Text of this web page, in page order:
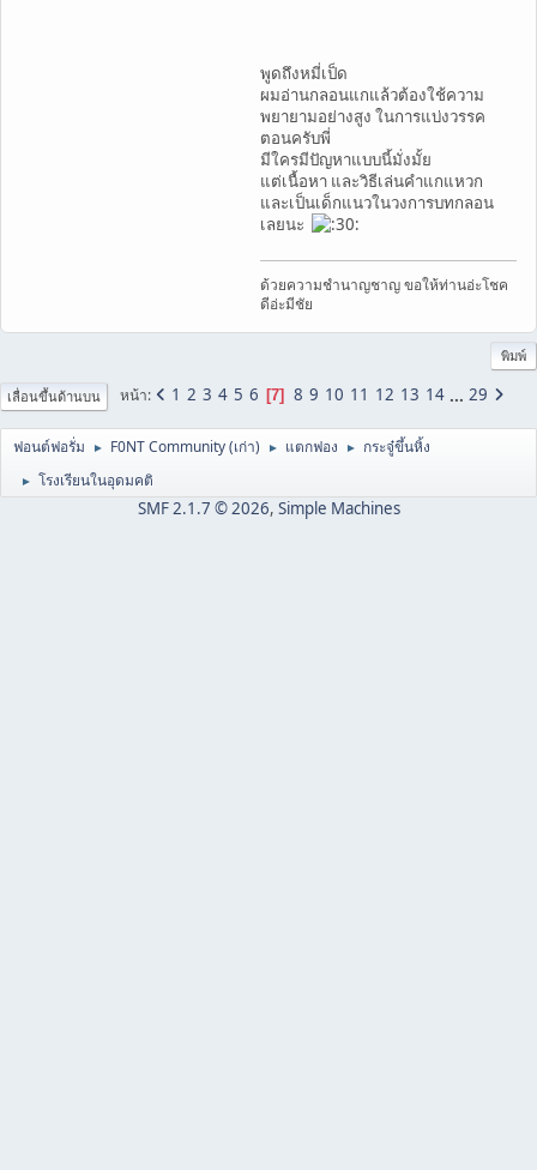
พูดถึงหมี่เป็ด
ผมอ่านกลอนแกแล้วต้องใช้ความ
พยายามอย่างสูง ในการแบ่งวรรค
ตอนครับพี่
มีใครมีปัญหาแบบนี้มั่งมั้ย
แต่เนื้อหา และวิธีเล่นคำแกแหวก
และเป็นเด็กแนวในวงการบทกลอน
เลยนะ
ด้วยความชำนาญชาญ ขอให้ท่านอ่ะโชค
ดีอ่ะมีชัย
พิมพ์
เลื่อนขึ้นด้านบน หน้า 1 2 3 4 5 6 7 8 9 10 11 12 13 14 ... 29
ฟอนต์ฟอรั่ม ► F0NT Community (เก่า) ► แตกฟอง ► กระจู๋ขึ้นหิ้ง
► โรงเรียนในอุดมคติ
SMF 2.1.7 © 2026, Simple Machines